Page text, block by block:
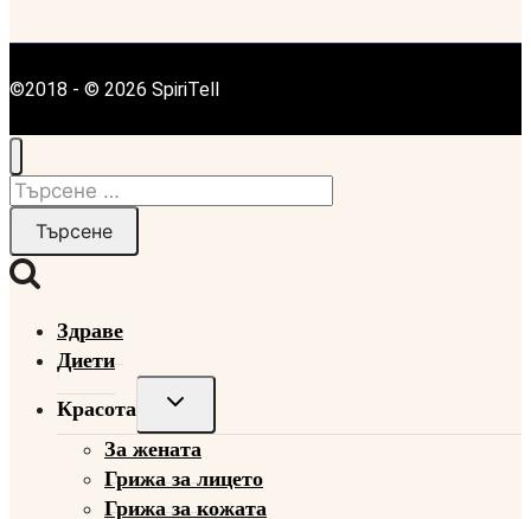
©2018 - © 2026 SpiriTell
Търсене
Здраве
Диети
Красота
Toggle
child
menu
За жената
Грижа за лицето
Грижа за кожата